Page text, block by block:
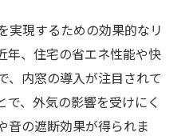
実現するための効果的なリ
年、住宅の省エネ性能や快
、内窓の導入が注目されて
で、外気の影響を受けにく
音の遮断効果が得られま